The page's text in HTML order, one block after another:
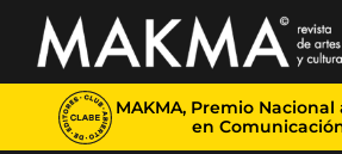
MAKMA, Premio Nacional
en